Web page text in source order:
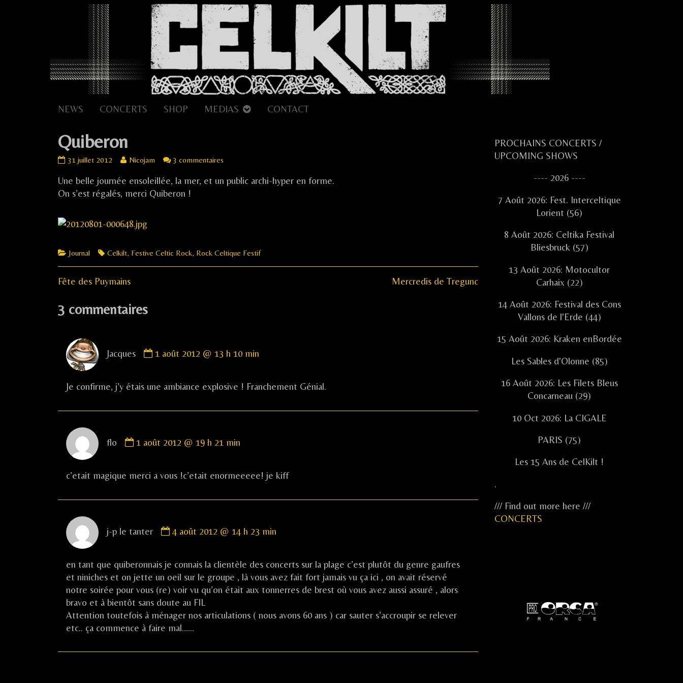
NEWS CONCERTS SHOP MEDIAS CONTACT
Quiberon
Quiberon
on
31 juillet 2012
Read
posts
by
of
Nicojam 3 commentaires
Une belle journée ensoleillée, la mer, et un public archi-hyper en forme.
On s’est régalés, merci Quiberon !
Categories
Journal Tags
Celkilt, Festive Celtic Rock, Rock Celtique Festif
Navigation
de
Previous
Fête des Puymains
Next
Mercredis de Tregunc
3 commentaires
Jacques
by
published
1 août 2012 @ 13 h 10 min
Je confirme, j’y étais une ambiance explosive ! Franchement Génial.
flo
by
published
1 août 2012 @ 19 h 21 min
c’etait magique merci a vous !c’etait enormeeeee! je kiff
j-p le tanter
by
le
tanter
published
4 août 2012 @ 14 h 23 min
en tant que quiberonnais je connais la clientèle des concerts sur la plage c’est plutôt du genre gaufres
et niniches et on jette un oeil sur le groupe , là vous avez fait fort jamais vu ça ici , on avait réservé
notre soirée pour vous (re) voir vu qu’on était aux tonnerres de brest où vous avez aussi assuré , alors
bravo et à bientôt sans doute au FIL
Attention toutefois à ménager nos articulations ( nous avons 60 ans ) car sauter s’accroupir se relever
etc.. ça commence à faire mal……
Primary
PROCHAINS CONCERTS /
UPCOMING SHOWS
---- 2026 ----
7 Août 2026: Fest. Interceltique
Lorient (56)
8 Août 2026: Celtika Festival
Bliesbruck (57)
13 Août 2026: Motocultor
Carhaix (22)
14 Août 2026: Festival des Cons
Vallons de l'Erde (44)
15 Août 2026: Kraken enBordée
Les Sables d'Olonne (85)
16 Août 2026: Les Filets Bleus
Concarneau (29)
10 Oct 2026: La CIGALE
PARIS (75)
Les 15 Ans de CelKilt !
.
/// Find out more here ///
CONCERTS